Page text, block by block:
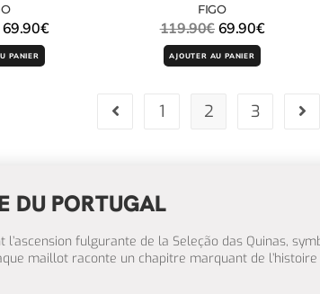
69.90€
PANIER
FIGO
119.90€ 69.90€
AJOUTER AU PANIER
1 2 3
DU PORTUGAL
fulgurante de la Seleção das Quinas,
maillot raconte un chapitre marquant de